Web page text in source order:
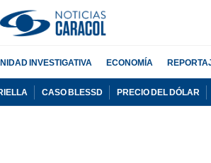
INVESTIGATIVA ECONOMÍA
CASO BLESSD PRECIO DEL DÓLAR